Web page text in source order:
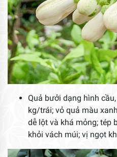
Quả bưởi dạng hình
kg/trái; vỏ quả màu
dễ lột và khá mỏng; tép
khỏi vách múi; vị ngọt